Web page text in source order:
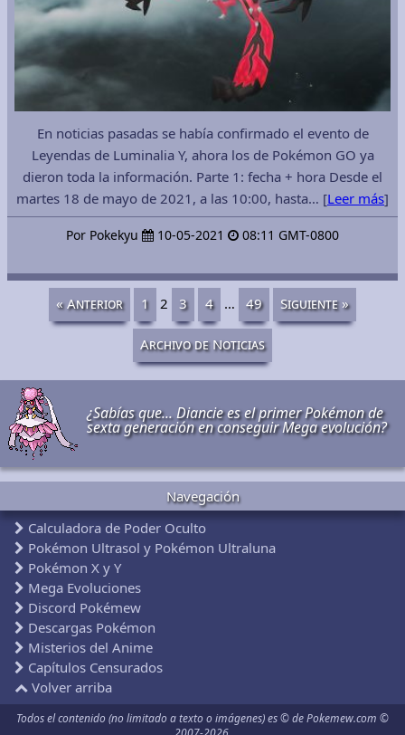
En noticias pasadas se había confirmado el evento de
Leyendas de Luminalia Y, ahora los de Pokémon GO ya
dieron toda la información. Parte 1: fecha + hora Desde el
martes 18 de mayo de 2021, a las 10:00, hasta… [Leer más]
Por Pokekyu 10-05-2021 08:11 GMT-0800
« Anterior 1 2 3 4 … 49 Siguiente »
Archivo de Noticias
¿Sabías que... Diancie es el primer Pokémon de
sexta generación en conseguir Mega evolución?
Navegación
Calculadora de Poder Oculto
Pokémon Ultrasol y Pokémon Ultraluna
Pokémon X y Y
Mega Evoluciones
Discord Pokémew
Descargas Pokémon
Misterios del Anime
Capítulos Censurados
Volver arriba
Todos el contenido (no limitado a texto o imágenes) es © de Pokemew.com ©